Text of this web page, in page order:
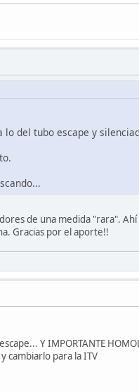
del tubo escape y
de una medida "rara".
Gracias por el aporte!!
Y IMPORTANTE
cambiarlo para la ITV